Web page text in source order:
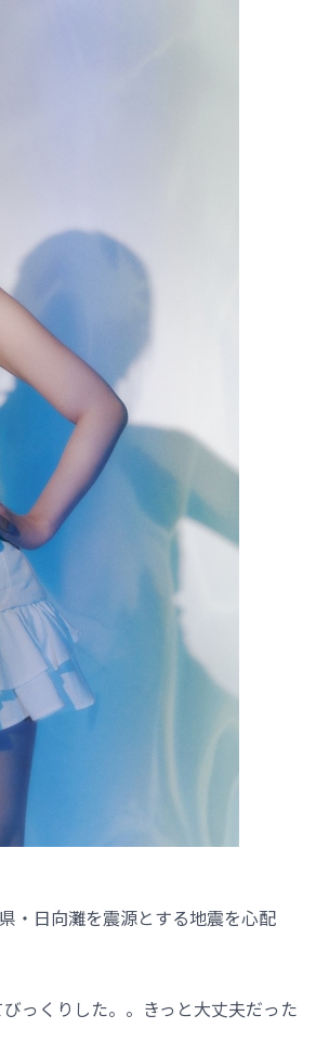
・日向灘を震源とする地震を心配
っくりした。。きっと大丈夫だった